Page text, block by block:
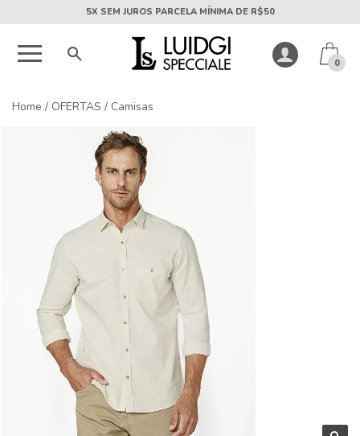
5X SEM JUROS PARCELA MÍNIMA DE R$50
0
Home / OFERTAS / Camisas